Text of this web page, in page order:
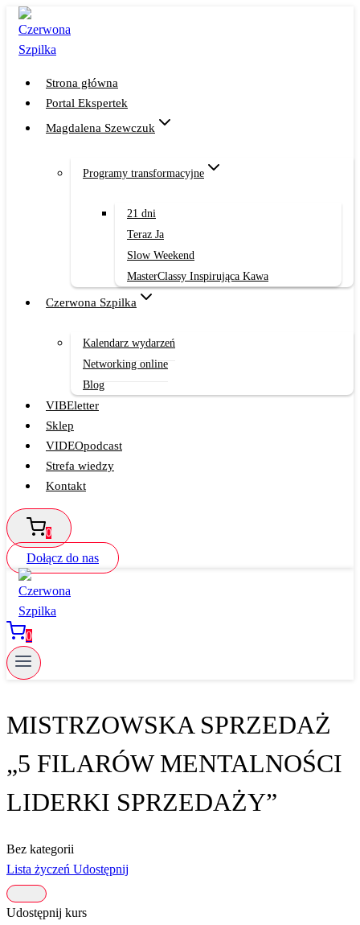
Przejdź
treści
Strona główna
Portal Ekspertek
Magdalena Szewczuk
Programy transformacyjne
21 dni
Teraz Ja
Slow Weekend
MasterClassy Inspirująca Kawa
Czerwona Szpilka
Kalendarz wydarzeń
Networking online
Blog
VIBEletter
Sklep
VIDEOpodcast
Strefa wiedzy
Kontakt
0
Dołącz do nas
0
MISTRZOWSKA SPRZEDAŻ
„5 FILARÓW MENTALNOŚCI
LIDERKI SPRZEDAŻY”
Bez kategorii
Lista życzeń Udostępnij
Udostępnij kurs